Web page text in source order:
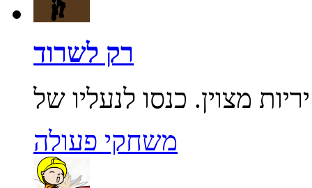
רק לשרוד
משחקי פעולה